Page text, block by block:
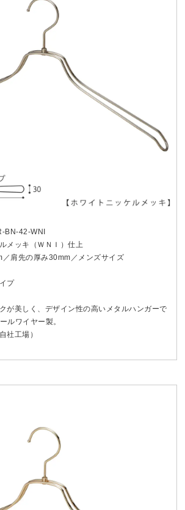
BN-42-WNI
メッキ（ＷＮＩ）仕上
肩先の厚み30mm／メンズサイズ
プ
が美しく、デザイン性の高いメタルハンガーで
ルワイヤー製。
社工場）